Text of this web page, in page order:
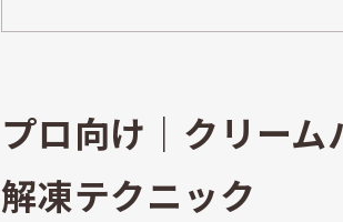
プロ向け｜クリー
解凍テクニック